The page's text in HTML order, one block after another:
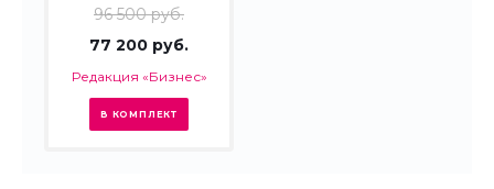
96 500 руб.
77 200 руб.
Редакция «Бизнес»
В КОМПЛЕКТ